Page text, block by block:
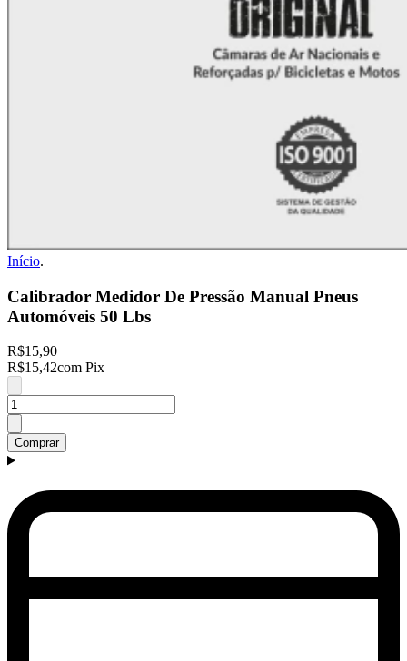
Início.
Calibrador Medidor De Pressão Manual Pneus
Automóveis 50 Lbs
R$15,90
R$15,42com Pix
Comprar